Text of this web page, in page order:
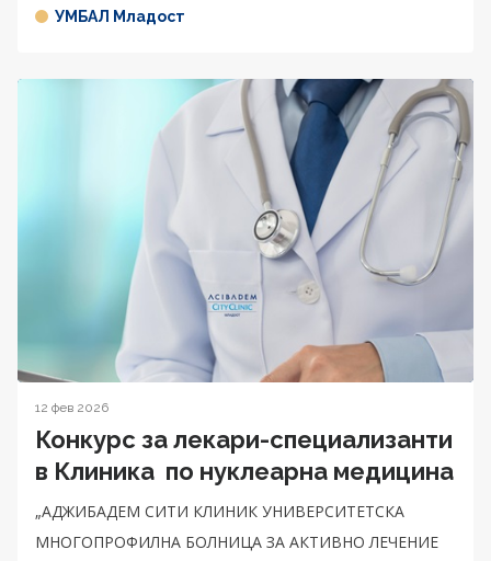
УМБАЛ Младост
12 фев 2026
Конкурс за лекари-специализанти
в Клиника по нуклеарна медицина
„АДЖИБАДЕМ СИТИ КЛИНИК УНИВЕРСИТЕТСКА
МНОГОПРОФИЛНА БОЛНИЦА ЗА АКТИВНО ЛЕЧЕНИЕ